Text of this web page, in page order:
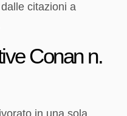
citazioni a
Conan n.
in una sola